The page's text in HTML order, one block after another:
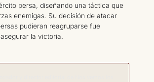
persa, diseñando una táctica que
enemigas. Su decisión de atacar
pudieran reagruparse fue
la victoria.